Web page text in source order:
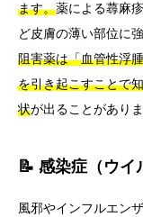
ます。薬による蕁麻
ど皮膚の薄い部位に
阻害薬は「血管性浮
を引き起こすことで
状が出ることがありま
📝 感染症（ウイ
風邪やインフルエン